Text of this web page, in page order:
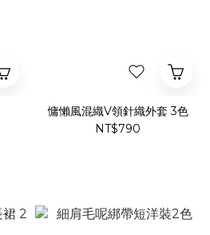
慵懶風混織V領針織外套 3色
NT$790